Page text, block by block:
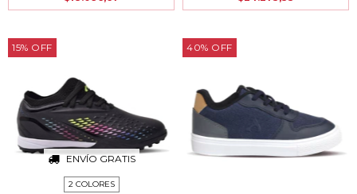
15% OFF
ENVÍO GRATIS
2 COLORES
40% OFF